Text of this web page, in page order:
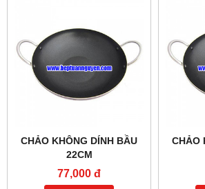
CHẢO KHÔNG DÍNH BẦU
22CM
77,000 đ
CHẢO